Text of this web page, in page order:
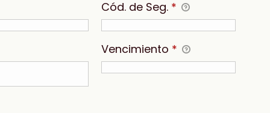
Cód. de Seg. *
Vencimiento *